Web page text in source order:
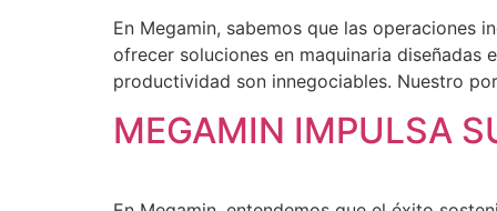
En Megamin, sabemos que las operaciones
ofrecer soluciones en maquinaria
productividad son innegociables. Nuestro
MEGAMIN IMPULSA